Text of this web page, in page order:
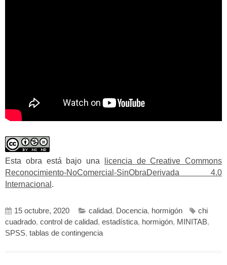
Esta obra está bajo una
licencia de Creative Commons
Reconocimiento-NoComercial-SinObraDerivada 4.0
Internacional .
15 octubre, 2020 calidad, Docencia, hormigón
chi
cuadrado, control de calidad, estadística, hormigón, MINITAB,
SPSS, tablas de contingencia